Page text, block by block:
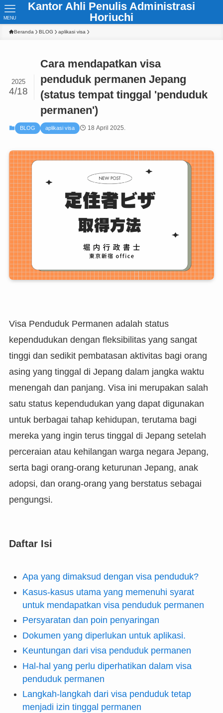
Kantor Ahli Penulis Administrasi
Horiuchi
MENU
Beranda BLOG aplikasi visa
Cara mendapatkan visa
penduduk permanen Jepang
(status tempat tinggal 'penduduk
permanen')
2025
4/18
BLOG aplikasi visa 18 April 2025.
Visa Penduduk Permanen adalah status
kependudukan dengan fleksibilitas yang sangat
tinggi dan sedikit pembatasan aktivitas bagi orang
asing yang tinggal di Jepang dalam jangka waktu
menengah dan panjang. Visa ini merupakan salah
satu status kependudukan yang dapat digunakan
untuk berbagai tahap kehidupan, terutama bagi
mereka yang ingin terus tinggal di Jepang setelah
perceraian atau kehilangan warga negara Jepang,
serta bagi orang-orang keturunan Jepang, anak
adopsi, dan orang-orang yang berstatus sebagai
pengungsi.
Daftar Isi
Apa yang dimaksud dengan visa penduduk?
Kasus-kasus utama yang memenuhi syarat
untuk mendapatkan visa penduduk permanen
Persyaratan dan poin penyaringan
Dokumen yang diperlukan untuk aplikasi.
Keuntungan dari visa penduduk permanen
Hal-hal yang perlu diperhatikan dalam visa
penduduk permanen
Langkah-langkah dari visa penduduk tetap
menjadi izin tinggal permanen